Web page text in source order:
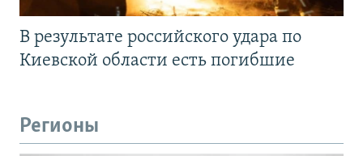
В результате российского удара по
Киевской области есть погибшие
Регионы